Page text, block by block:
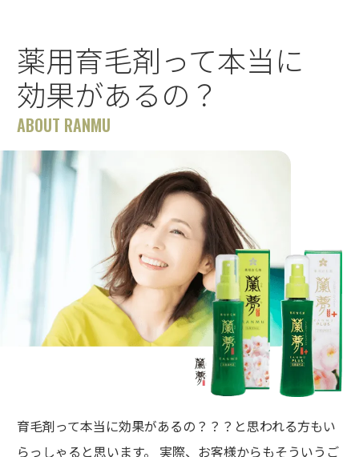
薬用育毛剤って本当に
効果があるの？
ABOUT RANMU
育毛剤って本当に効果があるの？？？と思われる方もい
らっしゃると思います。 実際、お客様からもそういうご